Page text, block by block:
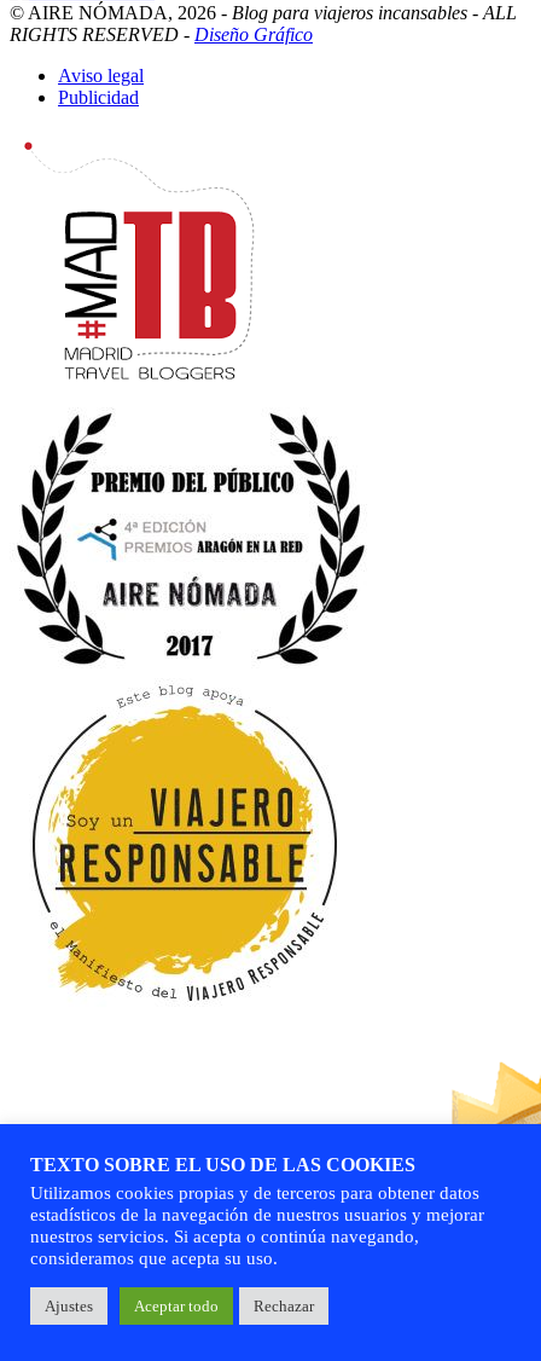
© AIRE NÓMADA, 2026 - Blog para viajeros incansables - ALL
RIGHTS RESERVED - Diseño Gráfico
Aviso legal
Publicidad
TEXTO SOBRE EL USO DE LAS COOKIES
Utilizamos cookies propias y de terceros para obtener datos
estadísticos de la navegación de nuestros usuarios y mejorar
nuestros servicios. Si acepta o continúa navegando,
consideramos que acepta su uso.
Ajustes Aceptar todo Rechazar